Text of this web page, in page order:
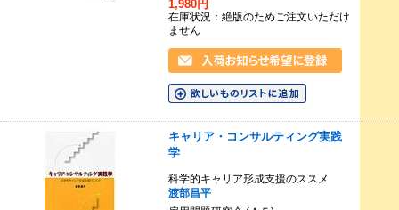
1,980円
在庫状況：絶版のためご注文いただけ
ません
キャリア・コンサルティング実践
学
科学的キャリア形成支援のススメ
渡部昌平